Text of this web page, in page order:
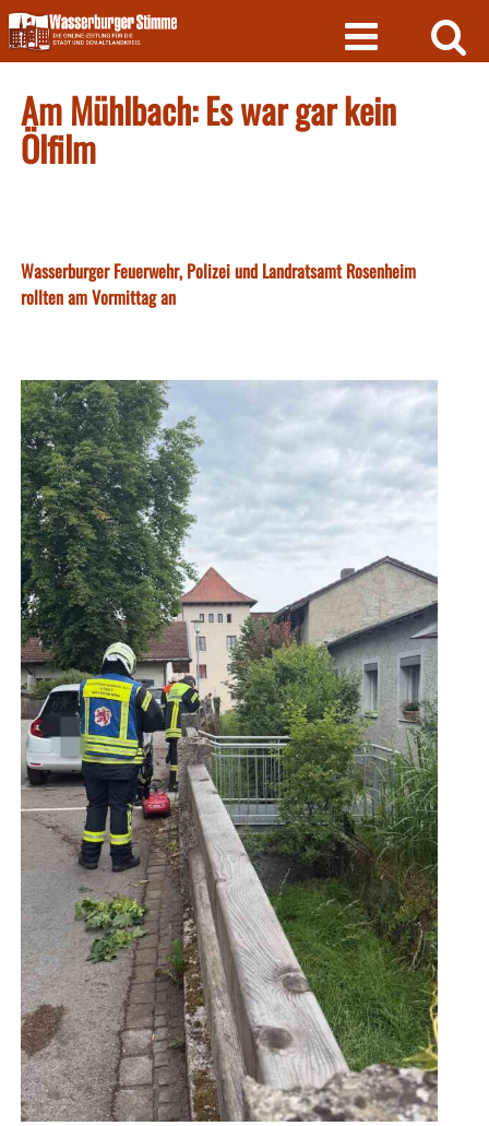
Skip
to
content
Am Mühlbach: Es war gar kein
Ölfilm
Wasserburger Feuerwehr, Polizei und Landratsamt Rosenheim
rollten am Vormittag an